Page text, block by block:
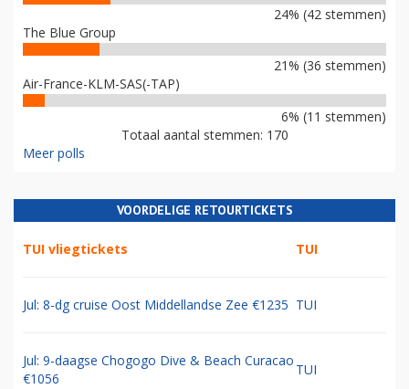
24% (42 stemmen)
The Blue Group
21% (36 stemmen)
Air-France-KLM-SAS(-TAP)
6% (11 stemmen)
Totaal aantal stemmen: 170
Meer polls
VOORDELIGE RETOURTICKETS
TUI vliegtickets TUI
Jul: 8-dg cruise Oost Middellandse Zee €1235 TUI
Jul: 9-daagse Chogogo Dive & Beach Curacao
€1056
TUI